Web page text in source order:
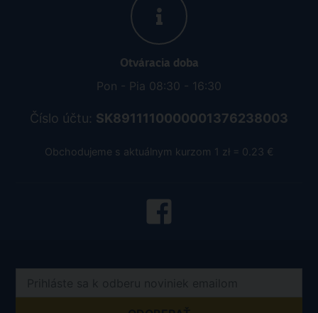
Otváracia doba
Pon - Pia 08:30 - 16:30
Číslo účtu: SK8911110000001376238003
Obchodujeme s aktuálnym kurzom 1 zł = 0.23 €